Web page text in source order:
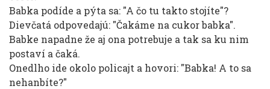
Babka podíde a pýta sa: "A čo tu takto stojíte"?
Dievčatá odpovedajú: "Čakáme na cukor babka".
Babke napadne že aj ona potrebuje a tak sa ku nim
postaví a čaká.
Onedlho ide okolo policajt a hovori: "Babka! A to sa
nehanbíte?"